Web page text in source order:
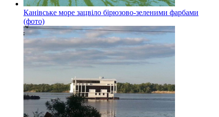
Канівське море зацвіло бірюзово-зеленими фарбами
(фото)